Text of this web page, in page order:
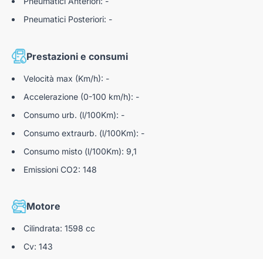
involontarie incongruenze, che non rappresentano in alcun
Pneumatici Posteriori: -
Prestazioni e consumi
Velocità max (Km/h): -
Accelerazione (0-100 km/h): -
Consumo urb. (l/100Km): -
Consumo extraurb. (l/100Km): -
Consumo misto (l/100Km): 9,1
Emissioni CO2: 148
Motore
Cilindrata: 1598 cc
Cv: 143